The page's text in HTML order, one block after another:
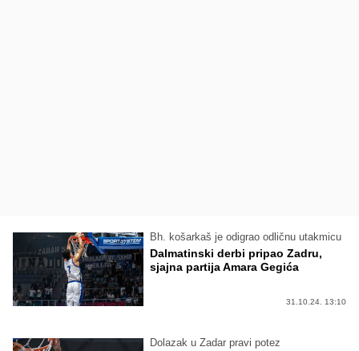
Bh. košarkaš je odigrao odličnu utakmicu
Dalmatinski derbi pripao Zadru,
sjajna partija Amara Gegića
31.10.24. 13:10
Dolazak u Zadar pravi potez